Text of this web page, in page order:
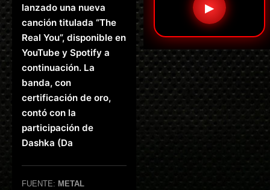
lanzado una nueva
canción titulada “The
Real You”, disponible en
YouTube y Spotify a
continuación. La
banda, con
certificación de oro,
contó con la
participación de
Dashka (Da
FUENTE: METAL
▶